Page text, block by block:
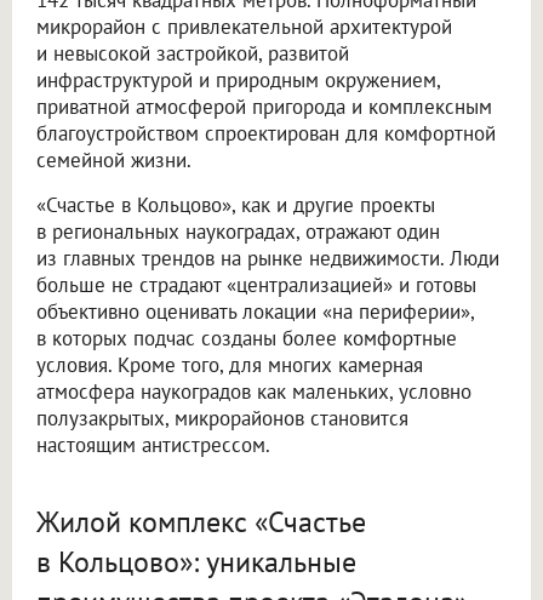
микрорайон с привлекательной архитектурой
и невысокой застройкой, развитой
инфраструктурой и природным окружением,
приватной атмосферой пригорода и комплексным
благоустройством спроектирован для комфортной
семейной жизни.
«Счастье в Кольцово», как и другие проекты
в региональных наукоградах, отражают один
из главных трендов на рынке недвижимости. Люди
больше не страдают «централизацией» и готовы
объективно оценивать локации «на периферии»,
в которых подчас созданы более комфортные
условия. Кроме того, для многих камерная
атмосфера наукоградов как маленьких, условно
полузакрытых, микрорайонов становится
настоящим антистрессом.
Жилой комплекс «Счастье
в Кольцово»: уникальные